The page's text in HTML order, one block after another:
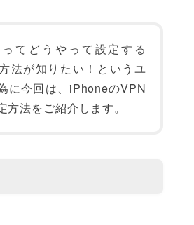
ってどうやって設定する
法が知りたい！というユ
に今回は、iPhoneのVPN
方法をご紹介します。